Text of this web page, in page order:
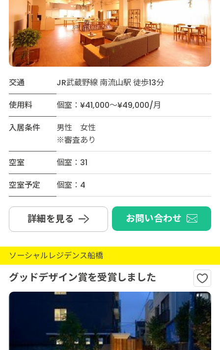
交通
JR武蔵野線 南流山駅 徒歩13分
使用料
個室：¥41,000～¥49,000/月
入居条件
男性 女性
※審査あり
空室
個室：31
空室予定
個室：4
詳細を見る お問い合わせ
ソーシャルレジデンス船橋
グッドデザイン賞を受賞しました